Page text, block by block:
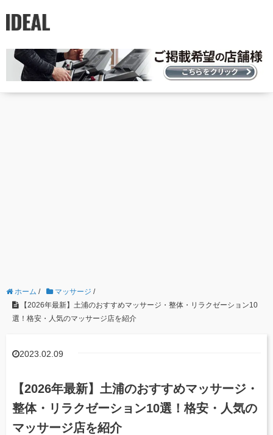
ホーム / マッサージ /
【2026年最新】土浦のおすすめマッサージ・整体・リラクゼーション10
選！格安・人気のマッサージ店を紹介
2023.02.09
【2026年最新】土浦のおすすめマッサージ・
整体・リラクゼーション10選！格安・人気の
マッサージ店を紹介